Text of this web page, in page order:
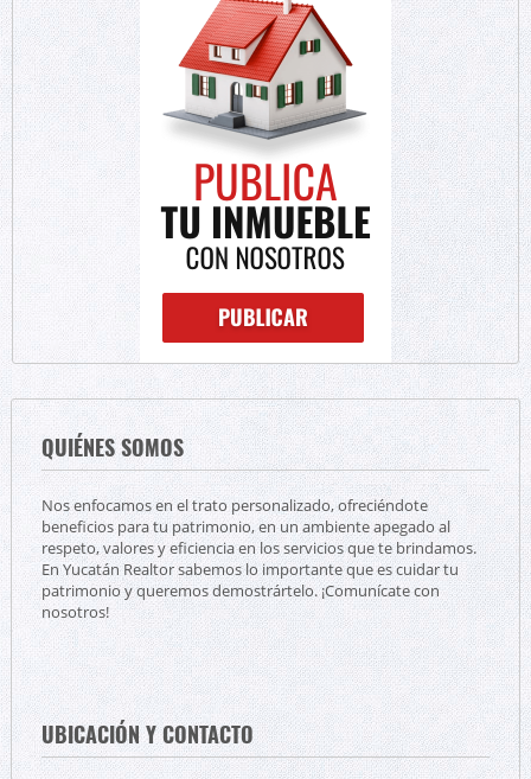
QUIÉNES SOMOS
Nos enfocamos en el trato personalizado, ofreciéndote
beneficios para tu patrimonio, en un ambiente apegado al
respeto, valores y eficiencia en los servicios que te brindamos.
En Yucatán Realtor sabemos lo importante que es cuidar tu
patrimonio y queremos demostrártelo. ¡Comunícate con
nosotros!
UBICACIÓN Y CONTACTO